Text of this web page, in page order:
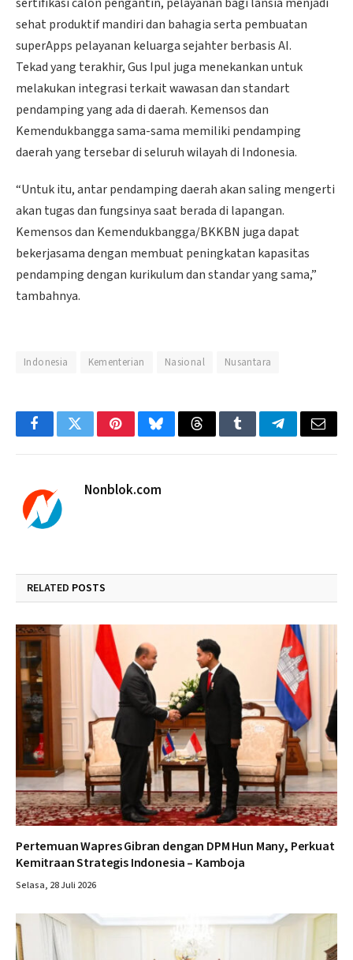
sehat produktif mandiri dan bahagia serta pembuatan
superApps pelayanan keluarga sejahter berbasis AI.
Tekad yang terakhir, Gus Ipul juga menekankan untuk
melakukan integrasi terkait wawasan dan standart
pendamping yang ada di daerah. Kemensos dan
Kemendukbangga sama-sama memiliki pendamping
daerah yang tersebar di seluruh wilayah di Indonesia.
“Untuk itu, antar pendamping daerah akan saling mengerti
akan tugas dan fungsinya saat berada di lapangan.
Kemensos dan Kemendukbangga/BKKBN juga dapat
bekerjasama dengan membuat peningkatan kapasitas
pendamping dengan kurikulum dan standar yang sama,”
tambahnya.
Indonesia Kementerian Nasional Nusantara
FacebookTwitterPinterestBlueskyThreadsTumblrTelegramEmail
Nonblok.com
RELATED POSTS
Pertemuan Wapres Gibran dengan DPM Hun Many, Perkuat
Kemitraan Strategis Indonesia – Kamboja
Selasa, 28 Juli 2026